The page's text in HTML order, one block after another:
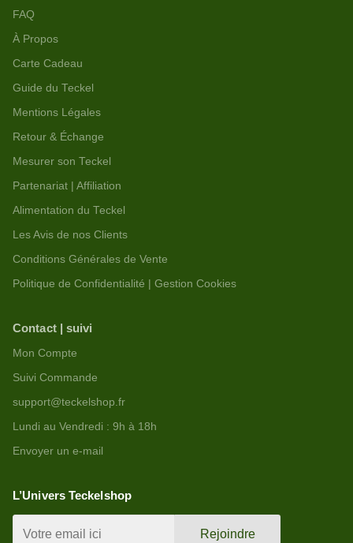
FAQ
À Propos
Carte Cadeau
Guide du Teckel
Mentions Légales
Retour & Échange
Mesurer son Teckel
Partenariat | Affiliation
Alimentation du Teckel
Les Avis de nos Clients
Conditions Générales de Vente
Politique de Confidentialité | Gestion Cookies
Contact | suivi
Mon Compte
Suivi Commande
support@teckelshop.fr
Lundi au Vendredi : 9h à 18h
Envoyer un e-mail
L’Univers Teckelshop
Rejoindre